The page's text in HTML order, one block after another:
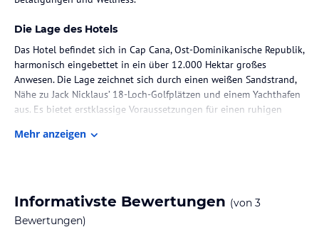
Die Lage des Hotels
Das Hotel befindet sich in Cap Cana, Ost-Dominikanische Republik,
harmonisch eingebettet in ein über 12.000 Hektar großes
Anwesen. Die Lage zeichnet sich durch einen weißen Sandstrand,
Nähe zu Jack Nicklaus’ 18-Loch-Golfplätzen und einem Yachthafen
aus. Es bietet erstklassige Voraussetzungen für einen ruhigen
Sie bieten Annehmlichkeiten wie Klimaanlage, kostenloses WLAN,
Fernseher, luxuriöse Badezimmer mit Whirlpool und teilweise
Mehr anzeigen
Informativste Bewertungen (von 3
Bewertungen)